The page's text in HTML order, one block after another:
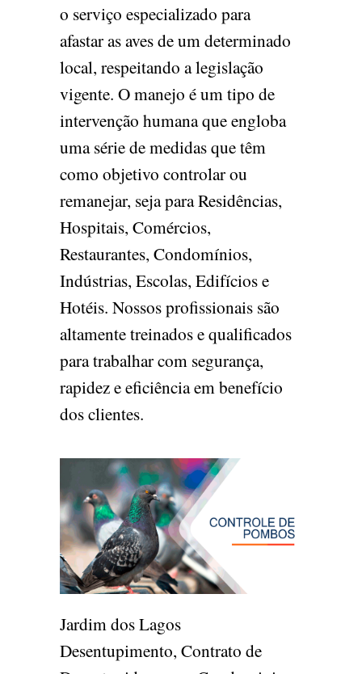
o serviço especializado para
afastar as aves de um determinado
local, respeitando a legislação
vigente. O manejo é um tipo de
intervenção humana que engloba
uma série de medidas que têm
como objetivo controlar ou
remanejar, seja para Residências,
Hospitais, Comércios,
Restaurantes, Condomínios,
Indústrias, Escolas, Edifícios e
Hotéis. Nossos profissionais são
altamente treinados e qualificados
para trabalhar com segurança,
rapidez e eficiência em benefício
dos clientes.
Jardim dos Lagos
Desentupimento, Contrato de